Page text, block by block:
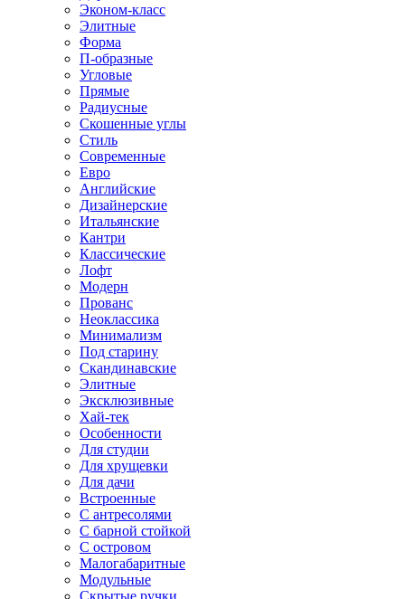
Эконом-класс
Элитные
Форма
П-образные
Угловые
Прямые
Радиусные
Скошенные углы
Стиль
Современные
Евро
Английские
Дизайнерские
Итальянские
Кантри
Классические
Лофт
Модерн
Прованс
Неоклассика
Минимализм
Под старину
Скандинавские
Элитные
Эксклюзивные
Хай-тек
Особенности
Для студии
Для хрущевки
Для дачи
Встроенные
С антресолями
С барной стойкой
С островом
Малогабаритные
Модульные
Скрытые ручки